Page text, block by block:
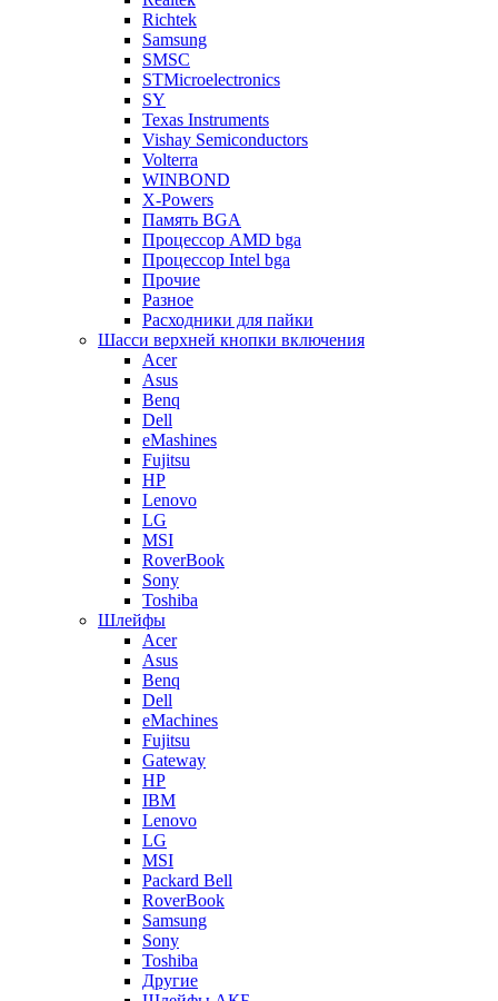
Richtek
Samsung
SMSC
STMicroelectronics
SY
Texas Instruments
Vishay Semiconductors
Volterra
WINBOND
X-Powers
Память BGA
Процессор AMD bga
Процессор Intel bga
Прочие
Разное
Расходники для пайки
Шасси верхней кнопки включения
Acer
Asus
Benq
Dell
eMashines
Fujitsu
HP
Lenovo
LG
MSI
RoverBook
Sony
Toshiba
Шлейфы
Acer
Asus
Benq
Dell
eMachines
Fujitsu
Gateway
HP
IBM
Lenovo
LG
MSI
Packard Bell
RoverBook
Samsung
Sony
Toshiba
Другие